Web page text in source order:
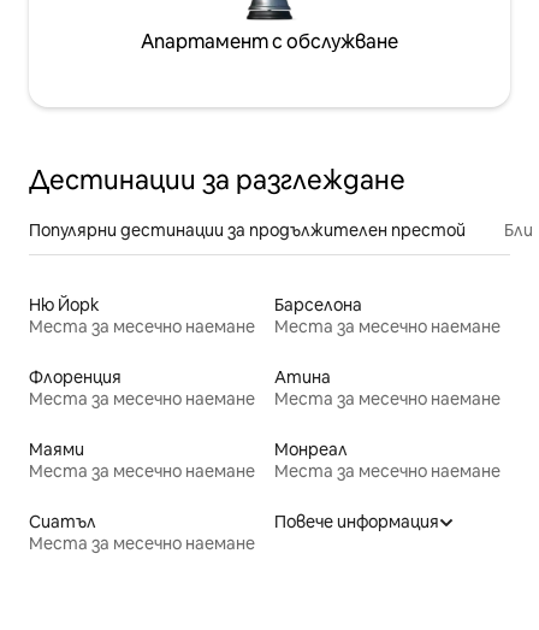
Апартамент с обслужване
Дестинации за разглеждане
Популярни дестинации за продължителен престой
Ню Йорк
Места за месечно наемане
Барселона
Места за месечно наемане
Флоренция
Места за месечно наемане
Атина
Места за месечно наемане
Маями
Места за месечно наемане
Монреал
Места за месечно наемане
Сиатъл
Места за месечно наемане
Повече информация